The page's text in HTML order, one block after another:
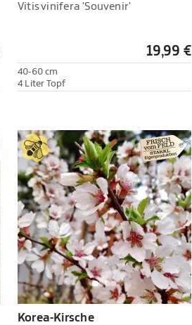
Vitis vinifera 'Souvenir'
19,99 €
40-60 cm
4 Liter Topf
Korea-Kirsche